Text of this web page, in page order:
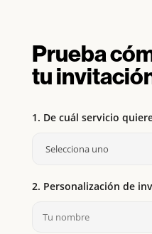
Prueba
tu
1. De cuál servicio
2. Personalización de